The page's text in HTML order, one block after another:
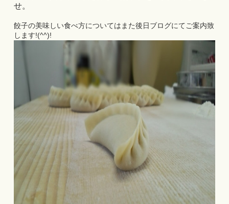
せ。
餃子の美味しい食べ方についてはまた後日ブログにてご案内致
します!(^^)!